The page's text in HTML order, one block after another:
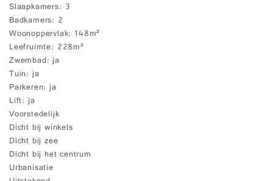
Slaapkamers 3
Badkamers 2
Woonoppervlak 148m²
Leefruimte 228m²
Zwembad ja
Tuin ja
Parkeren ja
Lift ja
Voorstedelijk
Dicht bij winkels
Dicht bij zee
Dicht bij het centrum
Urbanisatie